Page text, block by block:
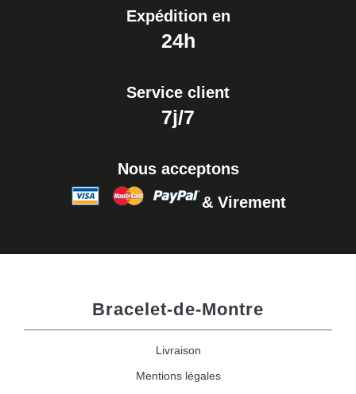
Expédition en
24h
Service client
7j/7
Nous acceptons
& Virement
Bracelet-de-Montre
Livraison
Mentions légales